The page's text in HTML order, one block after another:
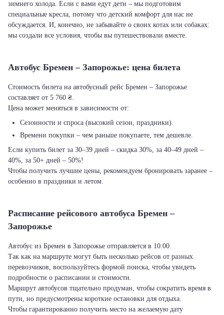
зимнего холода. Если с вами едут дети – мы подготовим
специальные кресла, потому что детский комфорт для нас не
обсуждается. И, конечно, не забывайте о своих котах или собаках:
мы создали все условия, чтобы вы путешествовали вместе.
Автобус Бремен – Запорожье: цена билета
Стоимость билета на автобусный рейс Бремен – Запорожье
составляет от 5 760 ₴.
Цена может меняться в зависимости от:
Сезонности и спроса (высокий сезон, праздники).
Времени покупки – чем раньше покупаете, тем дешевле.
Если купить билет за 30–39 дней – скидка 30%, за 40–49 дней –
40%, за 50+ дней – 50%!
Чтобы получить лучшие цены, рекомендуем бронировать заранее –
особенно в праздники и летом.
Расписание рейсового автобуса Бремен –
Запорожье
Автобус из Бремен в Запорожье отправляется в 10:00.
Так как на маршруте могут быть несколько рейсов от разных
перевозчиков, воспользуйтесь формой поиска, чтобы увидеть
подробности о расписании и стоимости.
Маршрут автобусов тщательно продуман, чтобы сократить время в
пути, но предусмотрены короткие остановки для отдыха.
Чтобы гарантированно получить место на желаемую дату